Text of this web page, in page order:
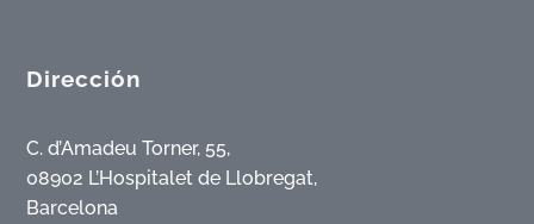
Dirección
C. d’Amadeu Torner, 55,
08902 L’Hospitalet de Llobregat,
Barcelona